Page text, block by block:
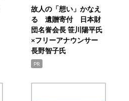
故人の「想い」かなえ
る 遺贈寄付 日本財
団名誉会長 笹川陽平氏
×フリーアナウンサー
長野智子氏
PR